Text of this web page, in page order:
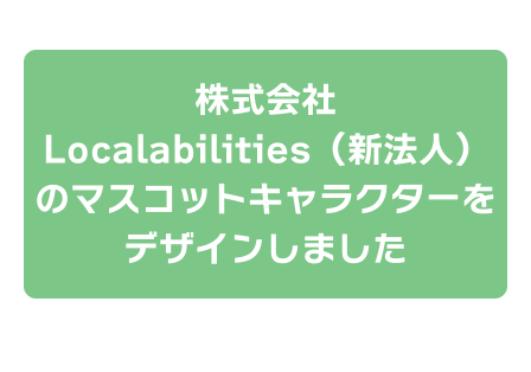
株式会社
Localabilities（新法人）
のマスコットキャラクターを
デザインしました